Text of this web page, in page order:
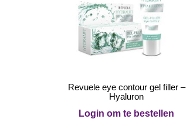
Revuele eye contour gel filler –
Hyaluron
Login om te bestellen